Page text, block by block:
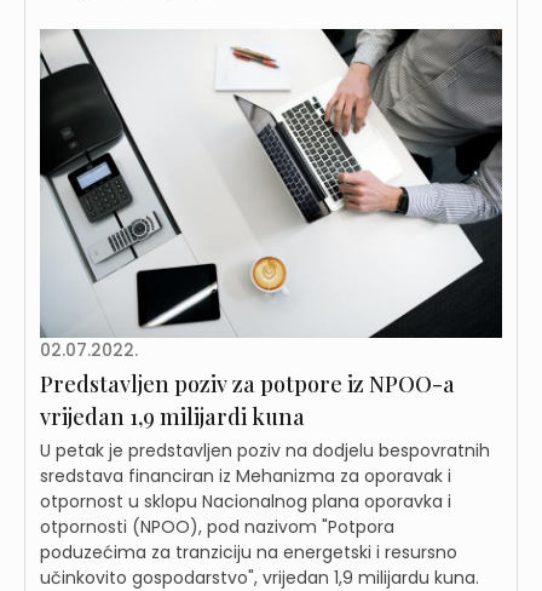
02.07.2022.
Predstavljen poziv za potpore iz NPOO-a
vrijedan 1,9 milijardi kuna
U petak je predstavljen poziv na dodjelu bespovratnih
sredstava financiran iz Mehanizma za oporavak i
otpornost u sklopu Nacionalnog plana oporavka i
otpornosti (NPOO), pod nazivom "Potpora
poduzećima za tranziciju na energetski i resursno
učinkovito gospodarstvo", vrijedan 1,9 milijardu kuna.